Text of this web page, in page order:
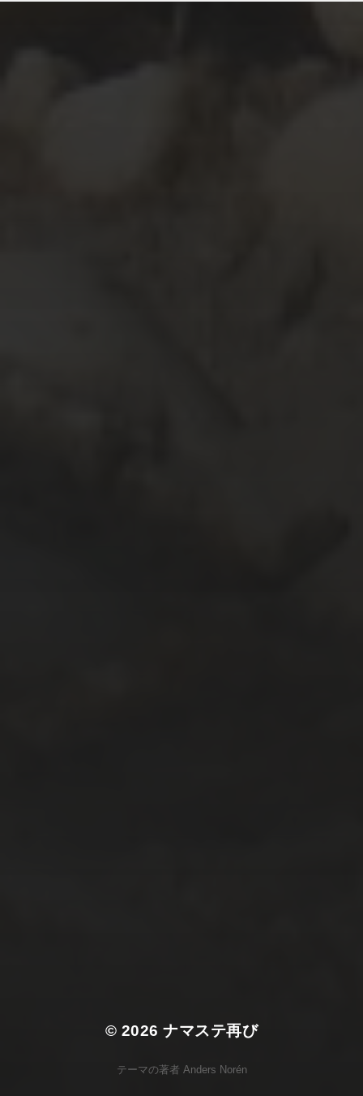
© 2026ナマステ再び
テーマの著者 Anders Norén